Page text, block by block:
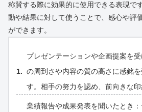
称賛する際に効果的に使用できる表現で
動や結果に対して使うことで、感心や評
ができます。
プレゼンテーションや企画提案を
の周到さや内容の質の高さに感銘
す。相手の努力を認め、前向きな印
業績報告や成果発表を聞いたとき